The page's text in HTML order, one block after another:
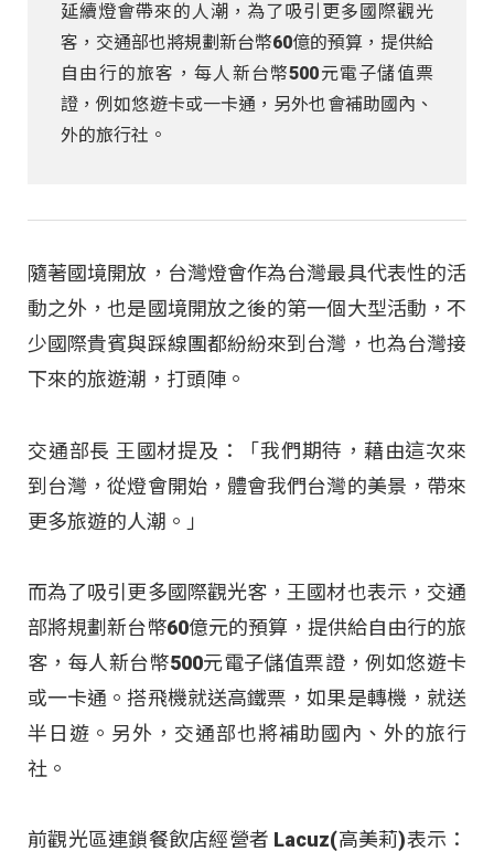
延續燈會帶來的人潮，為了吸引更多國際觀光
客，交通部也將規劃新台幣60億的預算，提供給
自由行的旅客，每人新台幣500元電子儲值票
證，例如悠遊卡或一卡通，另外也會補助國內、
外的旅行社。
隨著國境開放，台灣燈會作為台灣最具代表性的活
動之外，也是國境開放之後的第一個大型活動，不
少國際貴賓與踩線團都紛紛來到台灣，也為台灣接
下來的旅遊潮，打頭陣。
交通部長 王國材提及：「我們期待，藉由這次來
到台灣，從燈會開始，體會我們台灣的美景，帶來
更多旅遊的人潮。」
而為了吸引更多國際觀光客，王國材也表示，交通
部將規劃新台幣60億元的預算，提供給自由行的旅
客，每人新台幣500元電子儲值票證，例如悠遊卡
或一卡通。搭飛機就送高鐵票，如果是轉機，就送
半日遊。另外，交通部也將補助國內、外的旅行
社。
前觀光區連鎖餐飲店經營者 Lacuz(高美莉)表示：